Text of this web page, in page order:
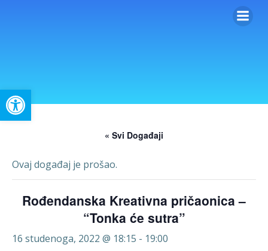
« Svi Događaji
Ovaj događaj je prošao.
Rođendanska Kreativna pričaonica –
“Tonka će sutra”
16 studenoga, 2022 @ 18:15 - 19:00
Open toolbar